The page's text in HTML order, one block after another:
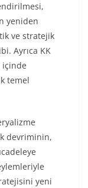
yeniden
ve stratejik
Ayrıca KK
içinde
temel
devriminin,
yeni